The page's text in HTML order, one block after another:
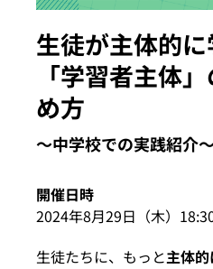
料金
イベント・セミナー
よくある質問
生徒が主体的に
「学習者主体
め方
〜中学校での実践紹介
開催日時
2024年8月29日（木）
生徒たちに、もっと主体的